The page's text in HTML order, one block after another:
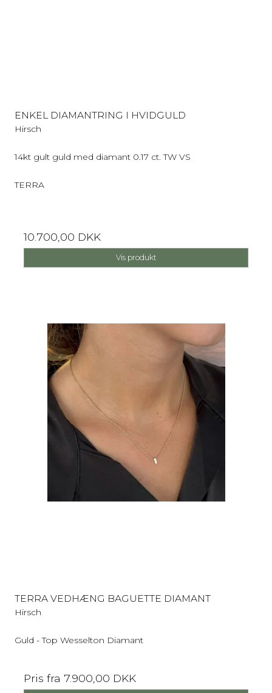
ENKEL DIAMANTRING I HVIDGULD
Hirsch
14kt gult guld med diamant 0.17 ct. TW VS
TERRA
10.700,00 DKK
Vis produkt
TERRA VEDHÆNG BAGUETTE DIAMANT
Hirsch
Guld - Top Wesselton Diamant
Pris fra 7.900,00 DKK